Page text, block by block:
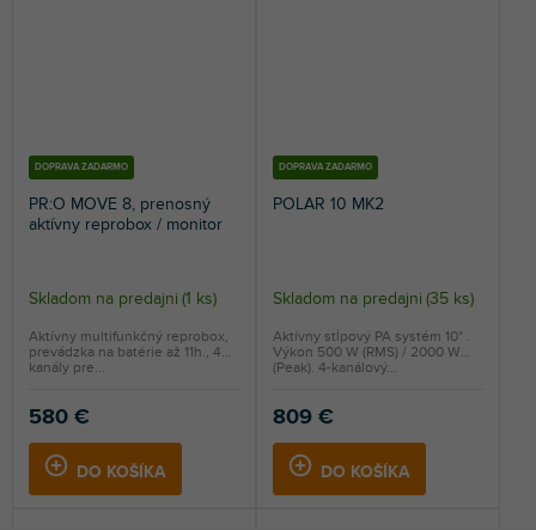
DOPRAVA ZADARMO
PR:O MOVE 8, prenosný
aktívny reprobox / monitor
Skladom na predajni (1 ks)
580 €
DO KOŠÍKA
Aktívny multifunkčný reprobox,
prevádzka na batérie až 11h., 4
kanály pre...
DOPRAVA ZADARMO
POLAR 10 MK2
Skladom na predajni (35 ks)
809 €
DO KOŠÍKA
Aktívny stĺpový PA systém 10" .
Výkon 500 W (RMS) / 2000 W
(Peak). 4-kanálový...